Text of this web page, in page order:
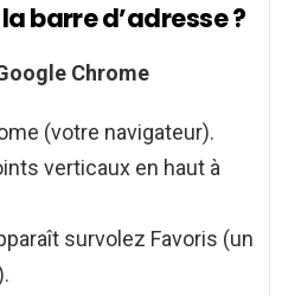
barre d’adresse ?
Chrome
(votre navigateur).
verticaux en haut à
survolez Favoris (un